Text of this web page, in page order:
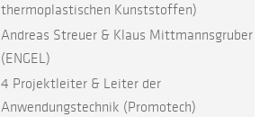
thermoplastischen Kunststoffen)
Andreas Streuer & Klaus Mittmannsgruber
(ENGEL)
4 Projektleiter & Leiter der
Anwendungstechnik (Promotech)